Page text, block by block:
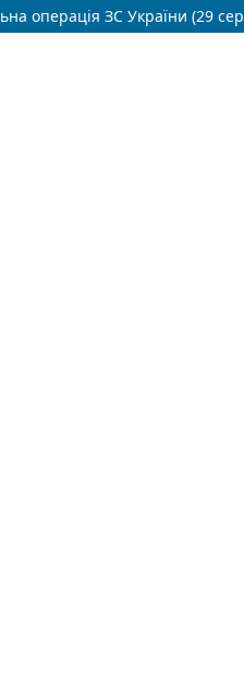
операція ЗС України (29